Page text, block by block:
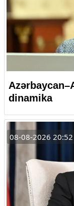
dinamika
08-08-2026 20:52